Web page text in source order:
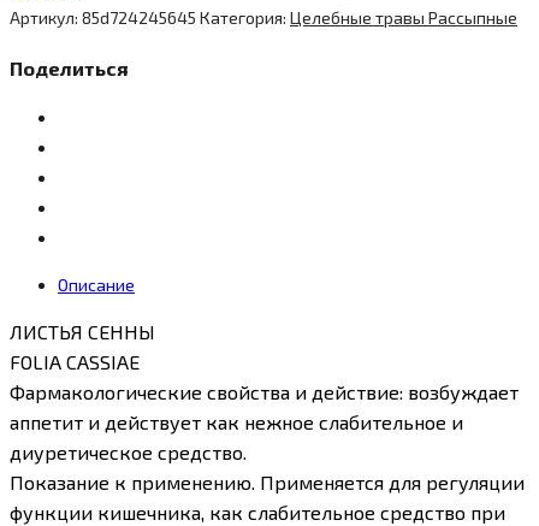
Артикул: 85d724245645 Категория: Целебные травы Рассыпные
Поделиться
Описание
ЛИСТЬЯ СЕННЫ
FOLIA CASSIAE
Фармакологические свойства и действие: возбуждает
аппетит и действует как нежное слабительное и
диуретическое средство.
Показание к применению. Применяется для регуляции
функции кишечника, как слабительное средство при